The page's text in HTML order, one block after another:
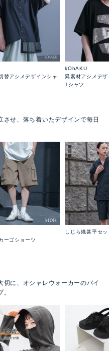
替アシメデザインシャ
kOhAKU
異素材アシメデ
Tシャツ
せ、落ち着いたデザインで毎日
ーゴショーツ
しじら織甚平セッ
に、オシャレウォーカーのバイ